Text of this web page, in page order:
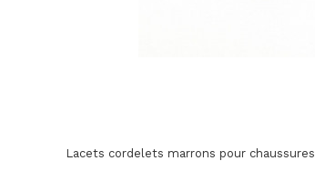
Lacets cordelets marrons pour chaussures